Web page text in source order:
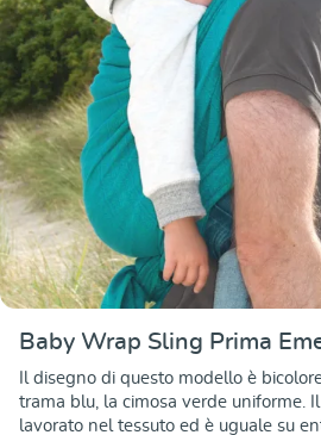
Baby Wrap Sling Prima
Il disegno di questo modello è
trama blu, la cimosa verde uniforme.
lavorato nel tessuto ed è uguale su